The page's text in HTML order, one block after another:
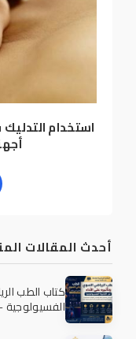
استخدام
أحدث المقالات
كتاب الطب
الفسيولوجية